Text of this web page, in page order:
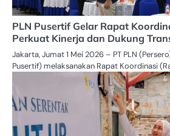
PLN Pusertif Gelar Rapat
Perkuat Kinerja dan Dukung
Jakarta, Jumat 1 Mei 2026 – PT PLN
Pusertif) melaksanakan Rapat Koordinasi